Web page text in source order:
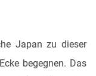
Japan zu dieser
begegnen. Das